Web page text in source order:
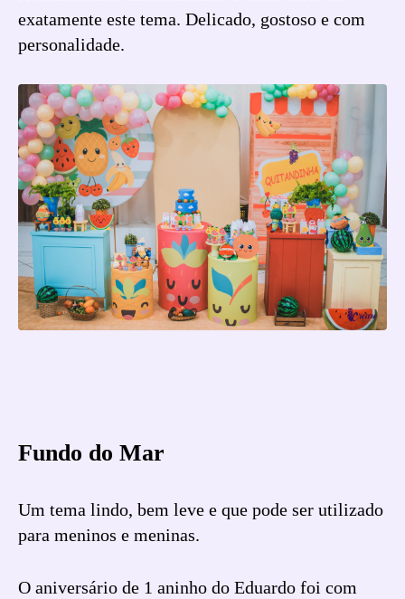
exatamente este tema. Delicado, gostoso e com
personalidade.
Fundo do Mar
Um tema lindo, bem leve e que pode ser utilizado
para meninos e meninas.
O aniversário de 1 aninho do Eduardo foi com